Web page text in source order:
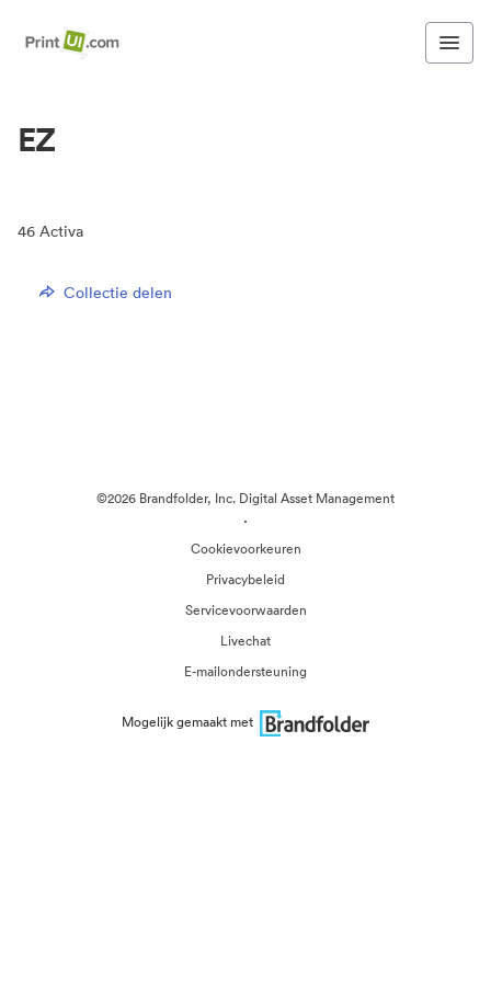
EZ
46 Activa
Collectie delen
©2026 Brandfolder, Inc. Digital Asset Management
·
Cookievoorkeuren
Privacybeleid
Servicevoorwaarden
Livechat
E-mailondersteuning
Mogelijk gemaakt met